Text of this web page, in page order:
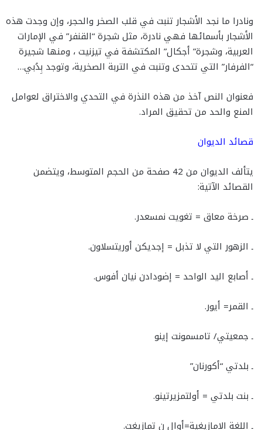
ونادرا ما نجد الأشجار تنبت في قلب الصخر والحجر، وإن وجدت هذه
الأشجار بأسمائها فهي نادرة، مثل شجرة “القنفر” في الإمارات
العربية، وشجرة” أجكال” المكتشفة في تيزنيت ، ومنها شجيرة
“الفرفار” التي تتحدى وتنبت في التربة الصخرية، وتوجد بِدُبي…
فعنوان النص آخذ من هذه النذرة في التحدي والاختراق لعوامل
المنع والحد من تحقيق المراد.
قصائد الديوان
يتألف الديوان من 42 صفحة من الحجم المتوسط، ويتضمن
القصائد الآتية:
ـ صرخة معاق = تغويت نمسعدر.
ـ الزهور التي لا تذبل = إجديكن أوريتسلاون.
ـ أصابع اليد الواحد = إضودادن نيان أفوس.
ـ القمر= أيور.
ـ جمعيتي/ تامسمونت إينو
ـ بلدتي “أكورنان”
ـ بنت بلدتي = أولتمزيرتينو.
ـ اللغة الامازيغية=أوال ن تمازيغت.